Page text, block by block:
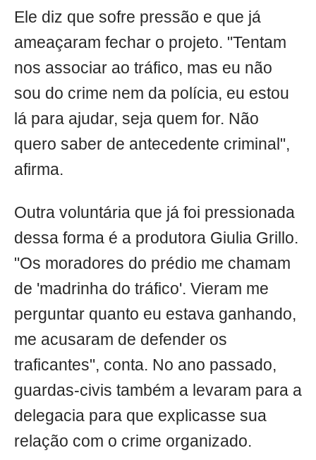
Ele diz que sofre pressão e que já
ameaçaram fechar o projeto. "Tentam
nos associar ao tráfico, mas eu não
sou do crime nem da polícia, eu estou
lá para ajudar, seja quem for. Não
quero saber de antecedente criminal",
afirma.
Outra voluntária que já foi pressionada
dessa forma é a produtora Giulia Grillo.
"Os moradores do prédio me chamam
de 'madrinha do tráfico'. Vieram me
perguntar quanto eu estava ganhando,
me acusaram de defender os
traficantes", conta. No ano passado,
guardas-civis também a levaram para a
delegacia para que explicasse sua
relação com o crime organizado.